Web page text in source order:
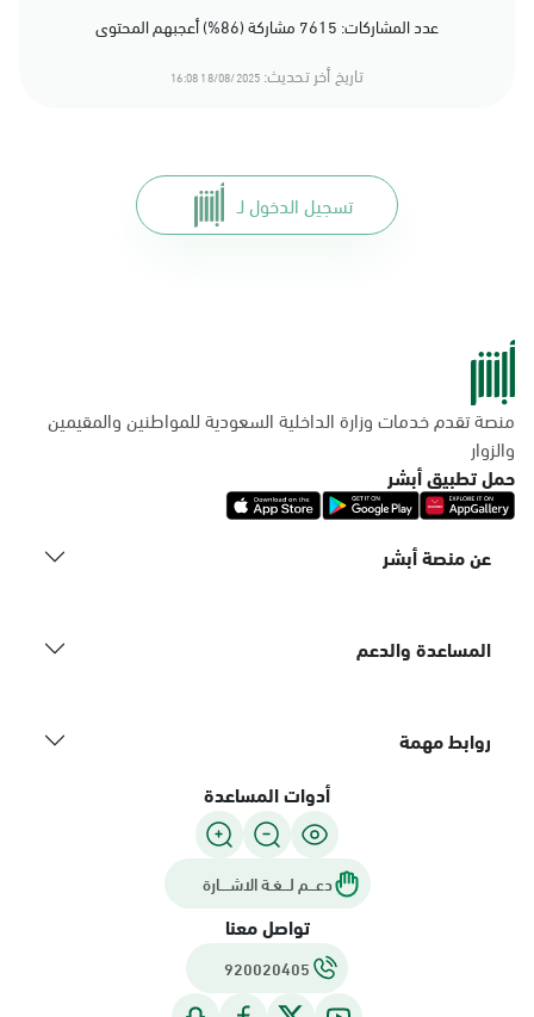
عدد المشاركات: 7615 مشاركة (86%) أعجبهم المحتوى
تاريخ أخر تحديث: 18/08/2025 16:08
تسجيل الدخول لـ
منصة تقدم خدمات وزارة الداخلية السعودية للمواطنين والمقيمين
والزوار
حمل تطبيق أبشر
عن منصة أبشر
المساعدة والدعم
روابط مهمة
أدوات المساعدة
دعـــم لـــغـة الاشــــارة
تواصل معنا
920020405